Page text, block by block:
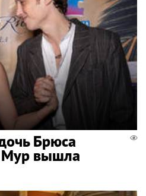
Брюса
Мур вышла